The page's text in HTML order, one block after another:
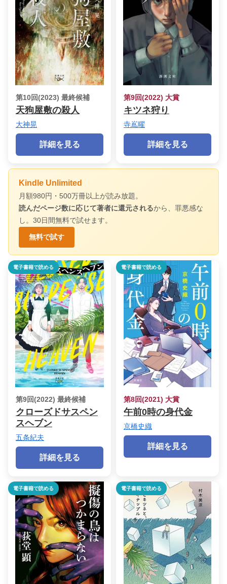
第10回(2023) 最終候補
天狗屋敷の殺人
大神晃
詳細を見る
第9回(2022) 大賞
キツネ狩り
寺嶌曜
詳細を見る
Kindle Unlimited
月額980円・500万冊以上が読み放題。
読んだページ数に応じて著者に還元されるから、罪悪感な
し。30日間無料で試せます。
無料で試す
電子書籍で読める
第9回(2022) 最終候補
クローズドサスペン
スヘブン
五条紀夫
詳細を見る
電子書籍で読める
第8回(2021) 大賞
午前0時の身代金
京橋史織
詳細を見る
電子書籍で読める 電子書籍で読める